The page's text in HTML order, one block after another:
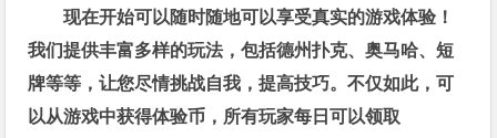
现在开始可以随时随地可以享受真实的游戏体验！
我们提供丰富多样的玩法，包括德州扑克、奥马哈、短
牌等等，让您尽情挑战自我，提高技巧。不仅如此，可
以从游戏中获得体验币，所有玩家每日可以领取